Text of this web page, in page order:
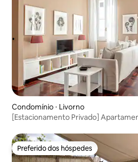
Condomínio ⋅ Livorno
[Estacionamento Privado]
Preferido dos hóspedes
Preferido dos hóspedes